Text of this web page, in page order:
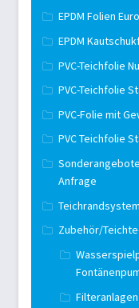
EPDM Folien
EPDM
PVC-Teichfolie
PVC-Teichfolie
PVC-Folie mit
PVC Teichfolie
Anfrage
Zubehör/
Filteranlagen